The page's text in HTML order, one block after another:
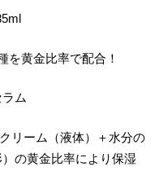
を黄金比率で配合！
ム
リーム（液体）＋水分の
の黄金比率により保湿